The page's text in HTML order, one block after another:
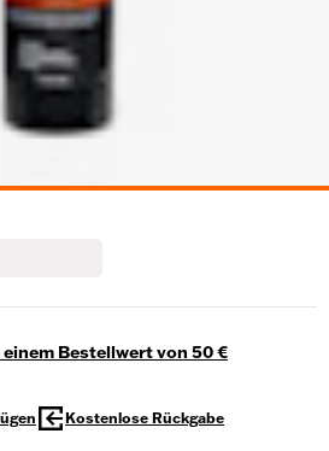
Bestellwert von 50 €
Kostenlose Rückgabe